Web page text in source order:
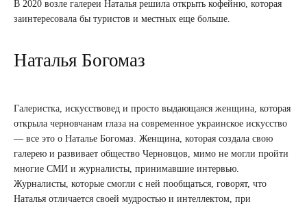
В 2020 возле галереи Наталья решила открыть кофейню, которая
заинтересовала бы туристов и местных еще больше.
Наталья Богомаз
Галеристка, искусствовед и просто выдающаяся женщина, которая
открыла черновчанам глаза на современное украинское искусство
— все это о Наталье Богомаз. Женщина, которая создала свою
галерею и развивает общество Черновцов, мимо не могли пройти
многие СМИ и журналисты, принимавшие интервью.
Журналисты, которые смогли с ней пообщаться, говорят, что
Наталья отличается своей мудростью и интеллектом, при